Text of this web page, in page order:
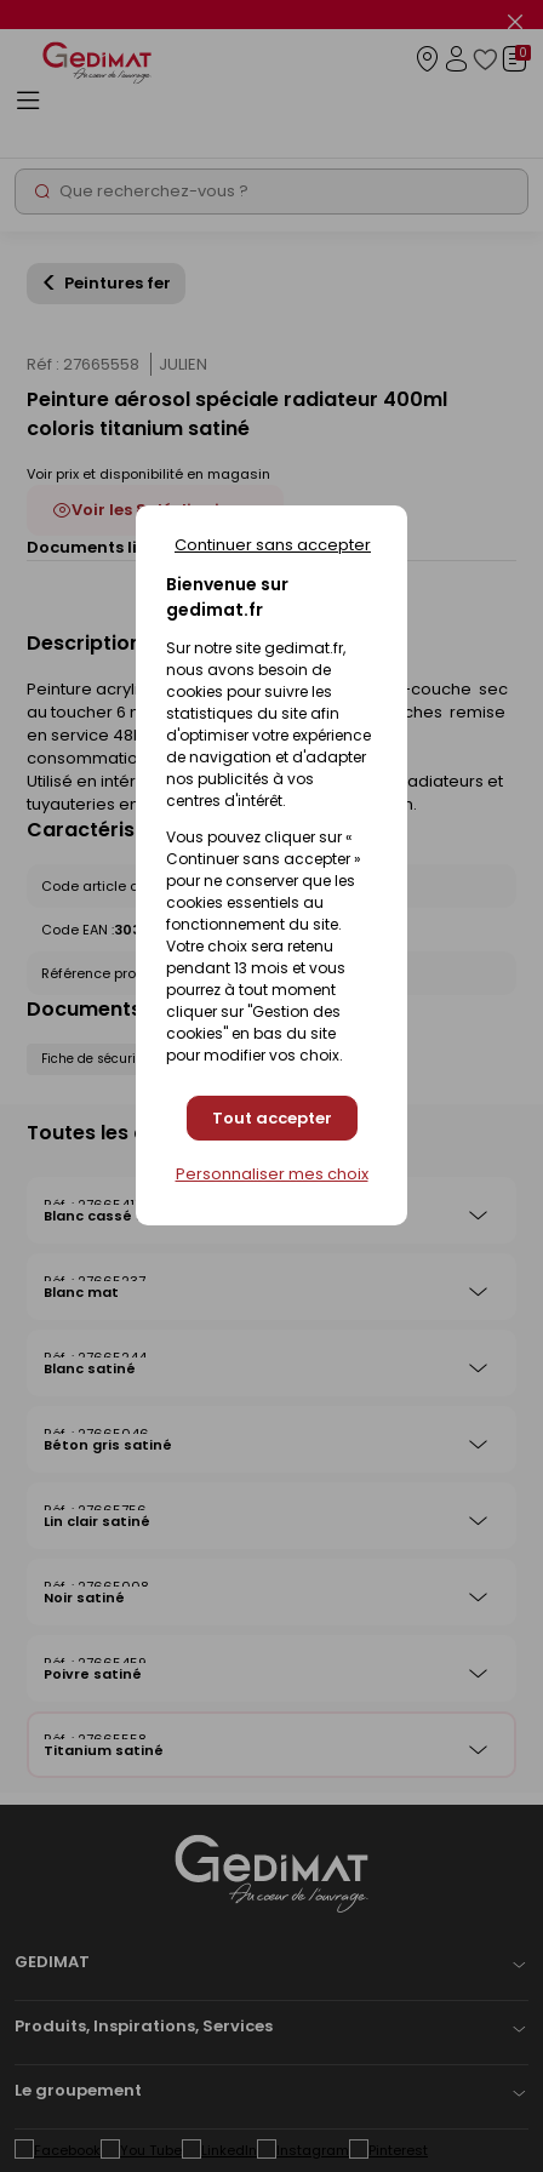
Bienvenue sur
gedimat.fr
Sur notre site gedimat.fr,
nous avons besoin de
cookies pour suivre les
statistiques du site afin
d'optimiser votre expérience
de navigation et d'adapter
nos publicités à vos
centres d'intérêt.
Vous pouvez cliquer sur «
Continuer sans accepter »
pour ne conserver que les
cookies essentiels au
fonctionnement du site.
Votre choix sera retenu
pendant 13 mois et vous
pourrez à tout moment
cliquer sur "Gestion des
cookies" en bas du site
pour modifier vos choix.
Tout accepter
Continuer sans accepter
Personnaliser mes choix
le
info
Rechercher
0
Peintures fer
Réf : 27665558 JULIEN
Peinture aérosol spéciale radiateur 400ml
coloris titanium satiné
Voir prix et disponibilité en magasin
Voir les 8 déclinaisons
Documents liés :
Fiche de sécurité (FdS)
Description du produit
Peinture acrylique spéciale radiateur sans sous-couche  sec
au toucher 6 minutes  10 minutes entre deux couches  remise
en service 48h  tenue à la chaleur 120°
consommation moyenne 2m² par aérosol.
Utilisé en intérieur pour protéger et décorer les radiateurs et
tuyauteries en fer, cuivre, aluminuim et zin ancien.
Caractéristiques du produit
Code article chez le fournisseur :5246269
Code EAN :3031520176088
Référence produit nationale Gedimat :27665558
Documents liés
Fiche de sécurité (FdS)
Toutes les déclinaisons
27665411
Blanc cassé satiné
27665237
Blanc mat
27665244
Blanc satiné
27665046
Béton gris satiné
27665756
Lin clair satiné
27665008
Noir satiné
27665459
Poivre satiné
27665558
Titanium satiné
GEDIMAT
Produits, Inspirations, Services
Le groupement